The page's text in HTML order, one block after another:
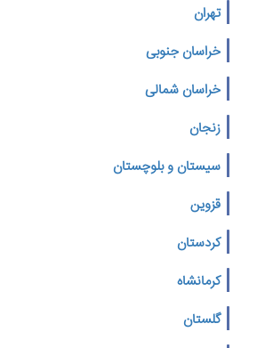
تهران
خراسان جنوبی
خراسان شمالی
زنجان
سیستان و بلوچستان
قزوین
کردستان
کرمانشاه
گلستان